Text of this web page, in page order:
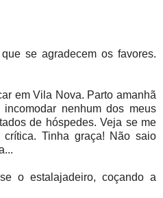
se agradecem os favores.
em Vila Nova. Parto amanhã
nenhum dos meus
de hóspedes. Veja se me
Tinha graça! Não saio
o estalajadeiro, coçando a